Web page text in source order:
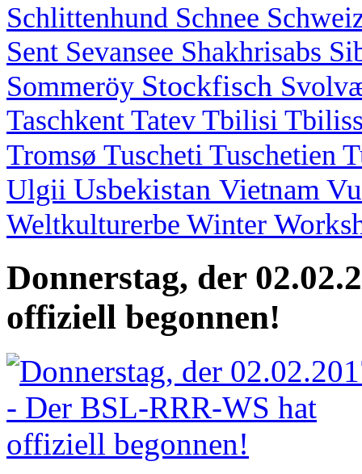
Schlittenhund Schnee
Sent Sevansee Shakhrisabs
Sommeröy Stockfisch
Taschkent Tatev Tbilisi
Tromsø Tuscheti Tuschetien
Ulgii Usbekistan Vietnam
Weltkulturerbe Winter
Donnerstag, der
offiziell begonnen!